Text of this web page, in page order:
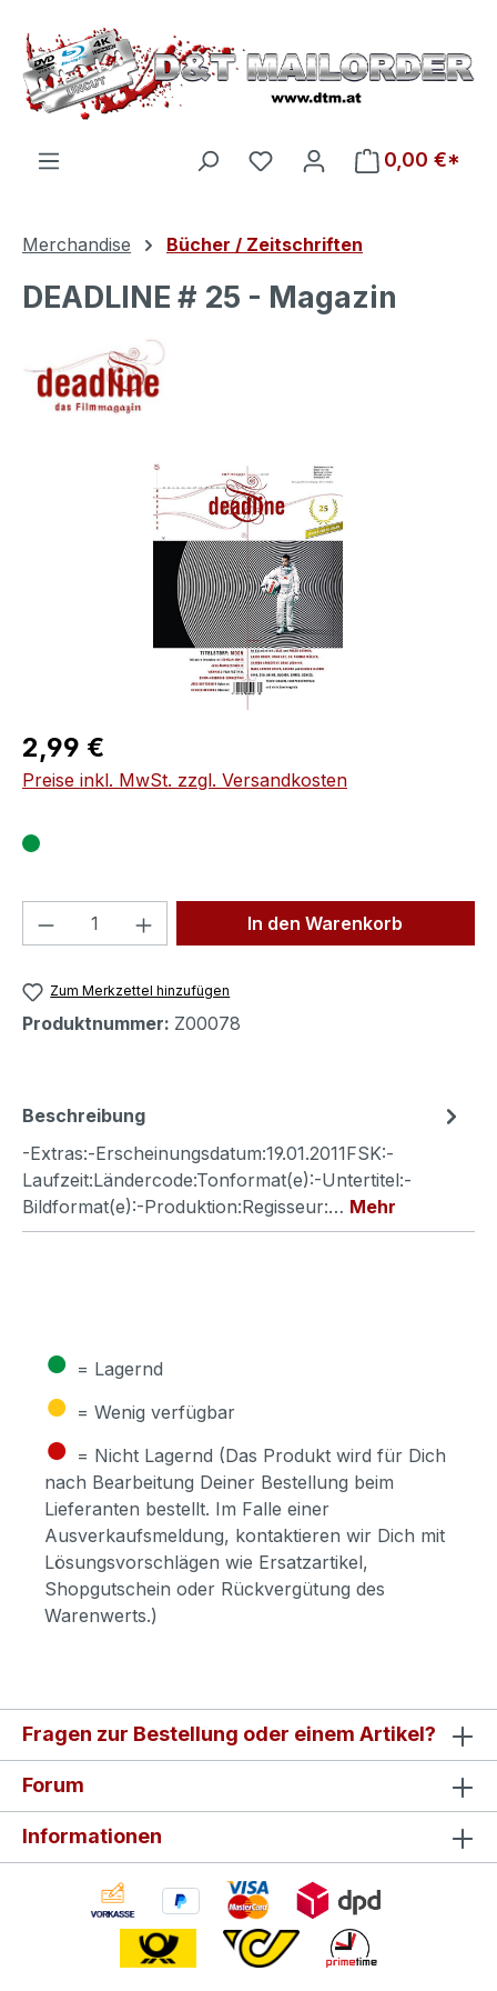
Zum Hauptinhalt springen
Du hast 0 Produkte auf
0,00 €*
Merchandise Bücher / Zeitschriften
DEADLINE # 25 - Magazin
Bildergalerie überspringen
Regulärer Preis:
2,99 €
Preise inkl. MwSt. zzgl. Versandkosten
Produkt Anzahl: Gib denIn den Warenkorb
Zum Merkzettel hinzufügen
Produktnummer: Z00078
Beschreibung
-Extras:-Erscheinungsdatum:19.01.2011FSK:-
Laufzeit:Ländercode:Tonformat(e):-Untertitel:-
Bildformat(e):-Produktion:Regisseur:… Mehr
● = Lagernd
● = Wenig verfügbar
● = Nicht Lagernd (Das Produkt wird für Dich
nach Bearbeitung Deiner Bestellung beim
Lieferanten bestellt. Im Falle einer
Ausverkaufsmeldung, kontaktieren wir Dich mit
Lösungsvorschlägen wie Ersatzartikel,
Shopgutschein oder Rückvergütung des
Warenwerts.)
Fragen zur Bestellung oder einem Artikel?
Forum
Informationen